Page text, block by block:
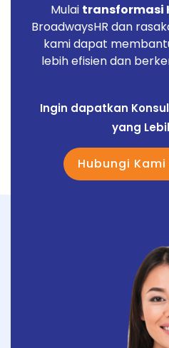
Mulai transformasi
BroadwaysHR dan
kami dapat
lebih efisien dan
Ingin dapatkan
yang
Hubungi